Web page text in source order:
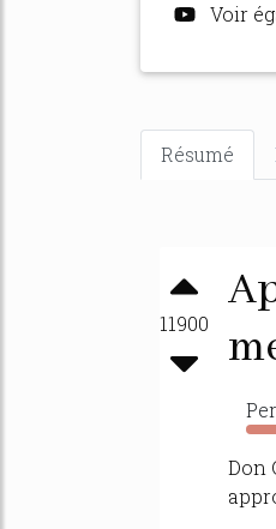
Voir
Résumé
11900
43%
Don